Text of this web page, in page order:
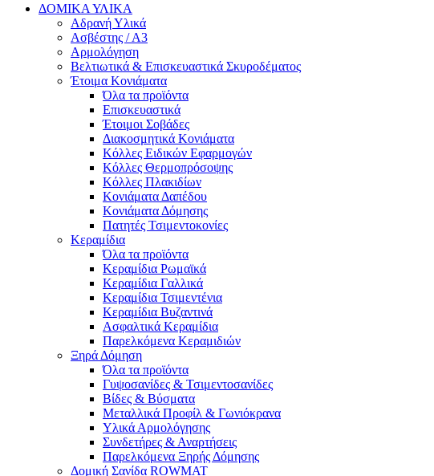
ΔΟΜΙΚΑ ΥΛΙΚΑ
Αδρανή Υλικά
Ασβέστης / Α3
Αρμολόγηση
Βελτιωτικά & Επισκευαστικά Σκυροδέματος
Έτοιμα Κονιάματα
Όλα τα προϊόντα
Επισκευαστικά
Έτοιμοι Σοβάδες
Διακοσμητικά Κονιάματα
Κόλλες Ειδικών Εφαρμογών
Κόλλες Θερμοπρόσοψης
Κόλλες Πλακιδίων
Κονιάματα Δαπέδου
Κονιάματα Δόμησης
Πατητές Τσιμεντοκονίες
Κεραμίδια
Όλα τα προϊόντα
Κεραμίδια Ρωμαϊκά
Κεραμίδια Γαλλικά
Κεραμίδια Τσιμεντένια
Κεραμίδια Βυζαντινά
Ασφαλτικά Κεραμίδια
Παρελκόμενα Κεραμιδιών
Ξηρά Δόμηση
Όλα τα προϊόντα
Γυψοσανίδες & Τσιμεντοσανίδες
Βίδες & Βύσματα
Μεταλλικά Προφίλ & Γωνιόκρανα
Υλικά Αρμολόγησης
Συνδετήρες & Αναρτήσεις
Παρελκόμενα Ξηρής Δόμησης
Δομική Σανίδα ROWMAT